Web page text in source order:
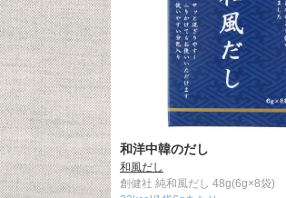
和洋中韓のだし
和風だし
創健社 純和風だし 48g(6g×8袋)